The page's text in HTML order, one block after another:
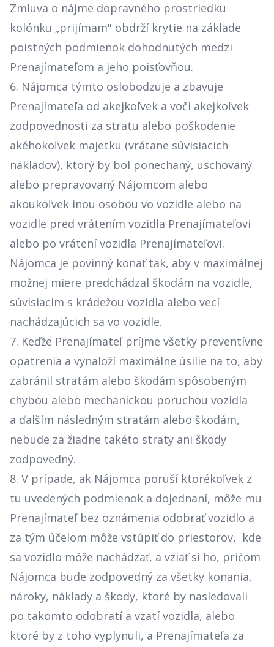
Zmluva o nájme dopravného prostriedku
kolónku „prijímam" obdrží krytie na základe
poistných podmienok dohodnutých medzi
Prenajímateľom a jeho poisťovňou.
6. Nájomca týmto oslobodzuje a zbavuje
Prenajímateľa od akejkoľvek a voči akejkoľvek
zodpovednosti za stratu alebo poškodenie
akéhokoľvek majetku (vrátane súvisiacich
nákladov), ktorý by bol ponechaný, uschovaný
alebo prepravovaný Nájomcom alebo
akoukoľvek inou osobou vo vozidle alebo na
vozidle pred vrátením vozidla Prenajímateľovi
alebo po vrátení vozidla Prenajímateľovi.
Nájomca je povinný konať tak, aby v maximálnej
možnej miere predchádzal škodám na vozidle,
súvisiacim s krádežou vozidla alebo vecí
nachádzajúcich sa vo vozidle.
7. Keďže Prenajímateľ príjme všetky preventívne
opatrenia a vynaloží maximálne úsilie na to, aby
zabránil stratám alebo škodám spôsobeným
chybou alebo mechanickou poruchou vozidla
a ďalším následným stratám alebo škodám,
nebude za žiadne takéto straty ani škody
zodpovedný.
8. V prípade, ak Nájomca poruší ktorékoľvek z
tu uvedených podmienok a dojednaní, môže mu
Prenajímateľ bez oznámenia odobrať vozidlo a
za tým účelom môže vstúpiť do priestorov, kde
sa vozidlo môže nachádzať, a vziať si ho, pričom
Nájomca bude zodpovedný za všetky konania,
nároky, náklady a škody, ktoré by nasledovali
po takomto odobratí a vzatí vozidla, alebo
ktoré by z toho vyplynuli, a Prenajímateľa za